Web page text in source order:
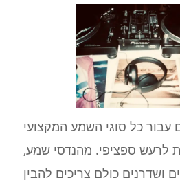
עבור כל סוגי השמע המקצועי
לרעש ספציפי. מהנדסי שמע,
ושדרנים כולם צריכים להבין